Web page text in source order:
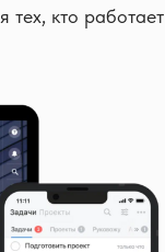
тех, кто работает